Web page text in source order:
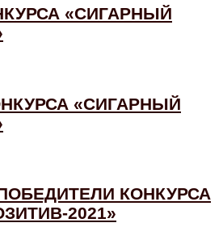
«СИГАРНЫЙ
«СИГАРНЫЙ
КОНКУРСА
2021»